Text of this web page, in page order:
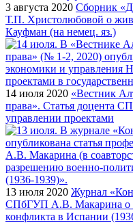
3 августа 2020 Сборник
Т.П. Христолюбовой о
Кауфман (на немец. яз.)
14 июля 2020 «Вестник
права». Статья доцента
управлении проектами
13 июля 2020 Журнал
СПбГУП А.В. Макарина о
конфликта в Испании